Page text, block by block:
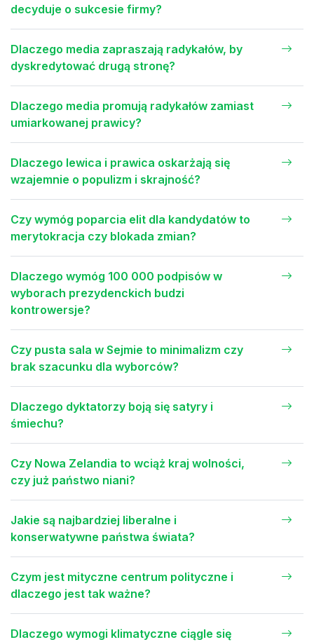
decyduje o sukcesie firmy?
Dlaczego media zapraszają radykałów, by
dyskredytować drugą stronę?
Dlaczego media promują radykałów zamiast
umiarkowanej prawicy?
Dlaczego lewica i prawica oskarżają się
wzajemnie o populizm i skrajność?
Czy wymóg poparcia elit dla kandydatów to
merytokracja czy blokada zmian?
Dlaczego wymóg 100 000 podpisów w
wyborach prezydenckich budzi
kontrowersje?
Czy pusta sala w Sejmie to minimalizm czy
brak szacunku dla wyborców?
Dlaczego dyktatorzy boją się satyry i
śmiechu?
Czy Nowa Zelandia to wciąż kraj wolności,
czy już państwo niani?
Jakie są najbardziej liberalne i
konserwatywne państwa świata?
Czym jest mityczne centrum polityczne i
dlaczego jest tak ważne?
Dlaczego wymogi klimatyczne ciągle się